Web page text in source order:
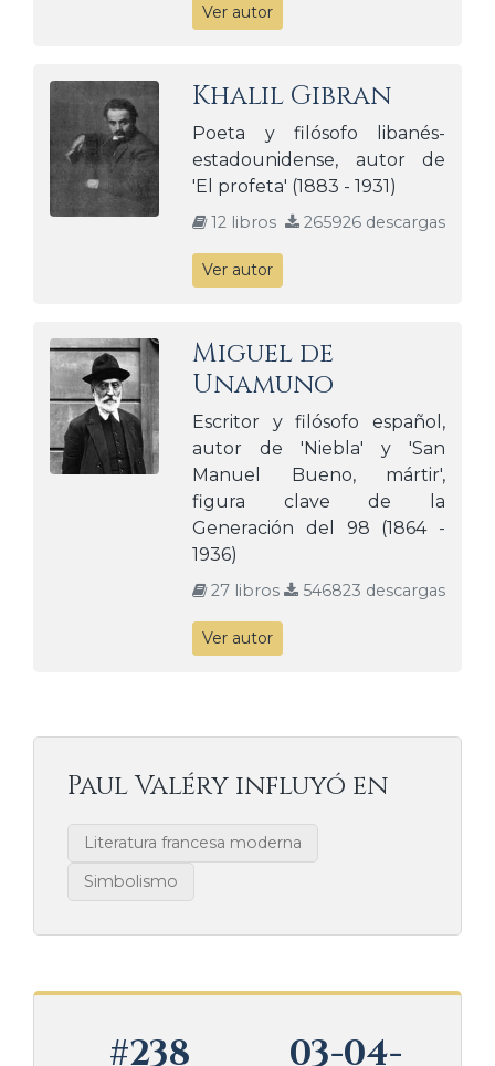
Ver autor
Khalil Gibran
Poeta y filósofo libanés-
estadounidense, autor de
'El profeta' (1883 - 1931)
12 libros 265926 descargas
Ver autor
Miguel de
Unamuno
Escritor y filósofo español,
autor de 'Niebla' y 'San
Manuel Bueno, mártir',
figura clave de la
Generación del 98 (1864 -
1936)
27 libros 546823 descargas
Ver autor
Paul Valéry influyó en
Literatura francesa moderna
Simbolismo
#238
03-04-